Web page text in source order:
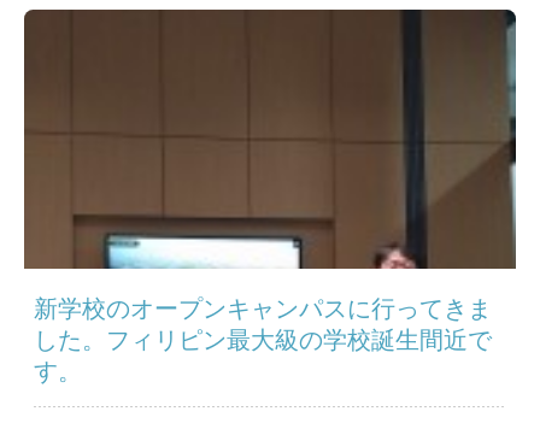
新学校のオープンキャンパスに行ってきま
した。フィリピン最大級の学校誕生間近で
す。